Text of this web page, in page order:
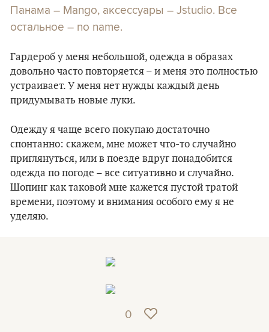
Панама – Mango, аксессуары – Jstudio. Все
остальное – no name.
Гардероб у меня небольшой, одежда в образах
довольно часто повторяется – и меня это полностью
устраивает. У меня нет нужды каждый день
придумывать новые луки.
Одежду я чаще всего покупаю достаточно
спонтанно: скажем, мне может что-то случайно
приглянуться, или в поезде вдруг понадобится
одежда по погоде – все ситуативно и случайно.
Шопинг как таковой мне кажется пустой тратой
времени, поэтому и внимания особого ему я не
уделяю.
0